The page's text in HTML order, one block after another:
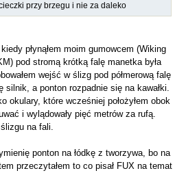
przy brzegu i nie za daleko
płynąłem moim gumowcem (Wiking
pod stromą krótką falę manetka była
wejść w ślizg pod półmerową falę
silnik, a ponton rozpadnie się na kawałki.
okulary, które wcześniej położyłem obok
i wylądowały pięć metrów za rufą.
na fali.
ponton na łódkę z tworzywa, bo na
przeczytałem to co pisał FUX na temat